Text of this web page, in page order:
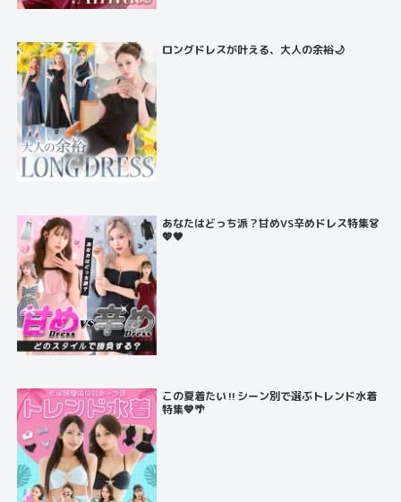
ロングドレスが叶える、大人の余裕🌙
あなたはどっち派？甘めVS辛めドレス特集👗
💖🖤
この夏着たい‼️シーン別で選ぶトレンド水着
特集💙🌴